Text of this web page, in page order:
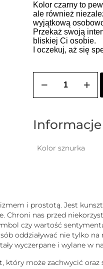
Kolor czarny to
ale również
wyjątkową
Przekaż swoją
bliskiej Ci osobie.
I oczekuj, aż się
SOLE
szczęście
na
Kolor sznurka
i prostotą. Jest
nas przed
czy wartość
oddziaływać nie tylko
wyczerpane i wylane w
może zachwycić